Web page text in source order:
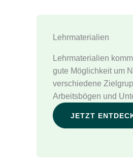
Lehrmaterialien
Lehrmaterialien
gute Möglichkeit um
verschiedene
Arbeitsbögen und
JETZT